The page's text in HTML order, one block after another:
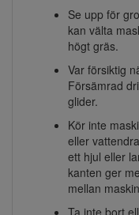
Se upp för
kan välta
högt gräs.
Var försiktig
Försämrad
glider.
Kör inte
eller
ett hjul eller
kanten ger
mellan